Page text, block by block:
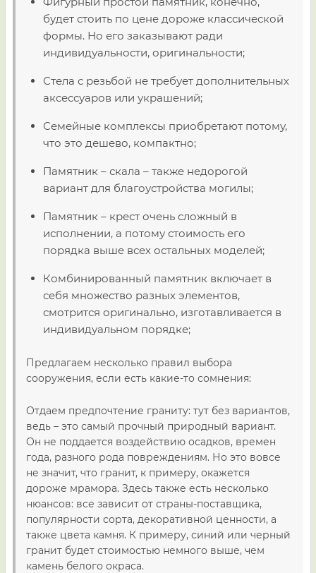
будет стоить по цене дороже классической
формы. Но его заказывают ради
индивидуальности, оригинальности;
Стела с резьбой не требует дополнительных
аксессуаров или украшений;
Семейные комплексы приобретают потому,
что это дешево, компактно;
Памятник – скала – также недорогой
вариант для благоустройства могилы;
Памятник – крест очень сложный в
исполнении, а потому стоимость его
порядка выше всех остальных моделей;
Комбинированный памятник включает в
себя множество разных элементов,
смотрится оригинально, изготавливается в
индивидуальном порядке;
Предлагаем несколько правил выбора
сооружения, если есть какие-то сомнения:
Отдаем предпочтение граниту: тут без вариантов,
ведь – это самый прочный природный вариант.
Он не поддается воздействию осадков, времен
года, разного рода повреждениям. Но это вовсе
не значит, что гранит, к примеру, окажется
дороже мрамора. Здесь также есть несколько
нюансов: все зависит от страны-поставщика,
популярности сорта, декоративной ценности, а
также цвета камня. К примеру, синий или черный
гранит будет стоимостью немного выше, чем
камень белого окраса.